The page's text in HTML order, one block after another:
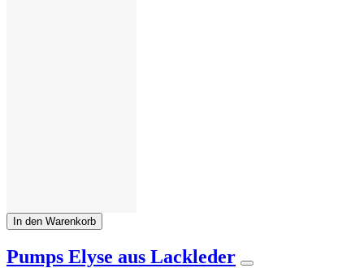
In den Warenkorb
Pumps Elyse aus Lackleder